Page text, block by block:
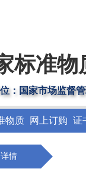
标准
：国家市场监督
物质 网上订购 证
详情